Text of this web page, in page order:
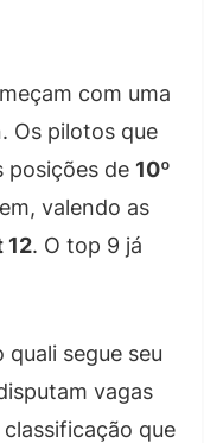
com uma
Os pilotos que
posições de 10º
valendo as
12. O top 9 já
segue seu
vagas
que